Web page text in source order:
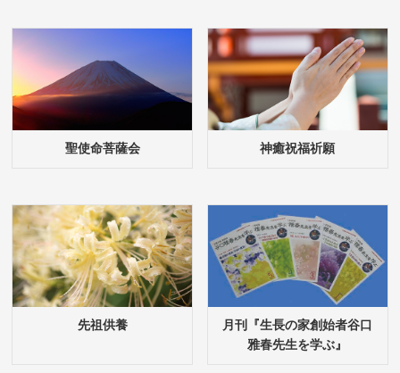
聖使命菩薩会 神癒祝福祈願
先祖供養
月刊『生長の家創始者谷口
雅春先生を学ぶ』